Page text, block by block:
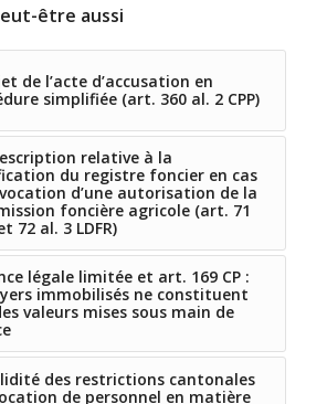
être aussi
de l’acte d’accusation en
simplifiée (art. 360 al. 2 CPP)
relative à la
du registre foncier en cas
d’une autorisation de la
foncière agricole (art. 71
72 al. 3 LDFR)
légale limitée et art. 169 CP :
immobilisés ne constituent
valeurs mises sous main de
des restrictions cantonales
de personnel en matière